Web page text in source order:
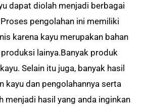
dapat diolah menjadi berbagai
pengolahan ini memiliki
karena kayu merupakan bahan
lainya.Banyak produk
Selain itu juga, banyak hasil
kayu dan pengolahannya serta
menjadi hasil yang anda inginkan